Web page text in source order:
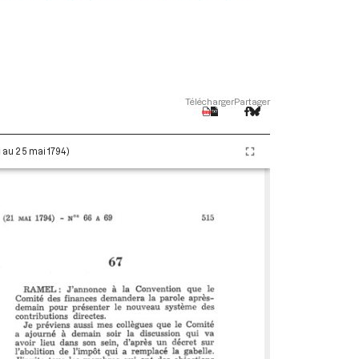
TéléchargerPartager
25 mai 1794)